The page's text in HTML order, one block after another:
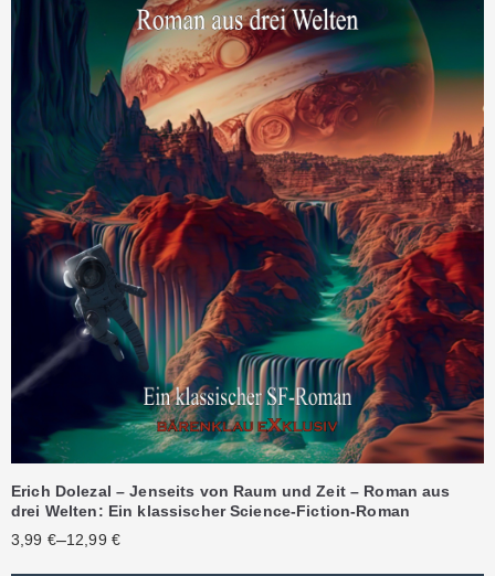
Erich Dolezal – Jenseits von Raum und Zeit – Roman aus
drei Welten: Ein klassischer Science-Fiction-Roman
3,99 €–12,99 €